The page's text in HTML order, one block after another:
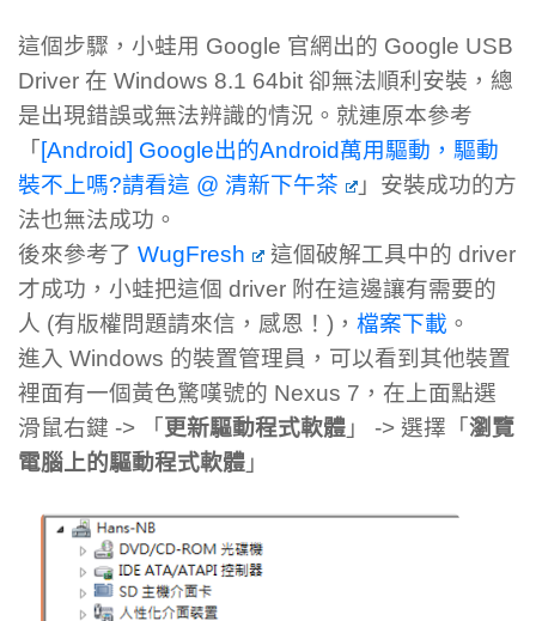
這個步驟，小蛙用 Google 官網出的 Google USB
Driver 在 Windows 8.1 64bit 卻無法順利安裝，總
是出現錯誤或無法辨識的情況。就連原本參考
「 [Android] Google出的Android萬用驅動，驅動
裝不上嗎?請看這 @ 清新下午茶
」安裝成功的方
法也無法成功。
後來參考了 WugFresh
這個破解工具中的 driver
才成功，小蛙把這個 driver 附在這邊讓有需要的
人 (有版權問題請來信，感恩！)， 檔案下載 。
進入 Windows 的裝置管理員，可以看到其他裝置
裡面有一個黃色驚嘆號的 Nexus 7，在上面點選
滑鼠右鍵 -> 「 更新驅動程式軟體 」 -> 選擇「 瀏覽
電腦上的驅動程式軟體 」